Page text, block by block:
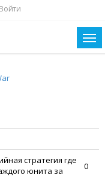
Войти
0
стратегия где
юнита за